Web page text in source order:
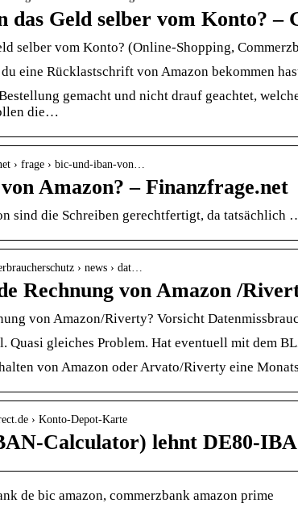
das Geld selber vom Konto? –
selber vom Konto? (Online-Shopping,
eine Rücklastschrift von Amazon bekommen
gemacht und nicht drauf geachtet,
die…
› frage › bic-und-iban-von…
Amazon? – Finanzfrage.net
sind die Schreiben gerechtfertigt, da
› news › dat…
Rechnung von Amazon /
von Amazon/Riverty? Vorsicht
Quasi gleiches Problem. Hat eventuell mit dem
von Amazon oder Arvato/Riverty eine
› Konto-Depot-Karte
Calculator) lehnt DE80-
de bic amazon, commerzbank amazon prime